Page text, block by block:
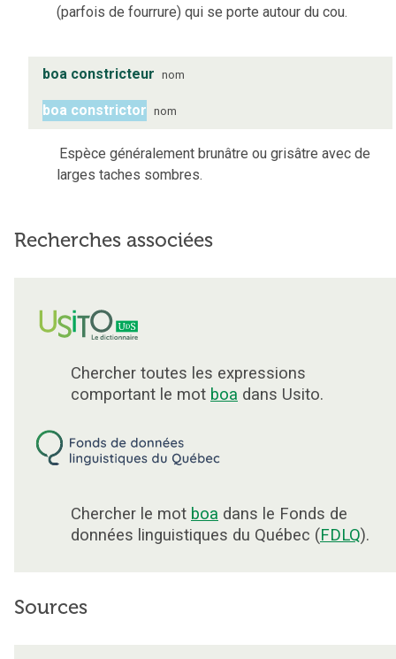
(parfois de fourrure) qui se porte autour du cou.
boa constricteur nom
boa constrictor nom
Espèce généralement brunâtre ou grisâtre avec de
larges taches sombres.
Recherches associées
Chercher toutes les expressions
comportant le mot boa dans Usito.
Chercher le mot boa dans le Fonds de
données linguistiques du Québec (FDLQ).
Sources